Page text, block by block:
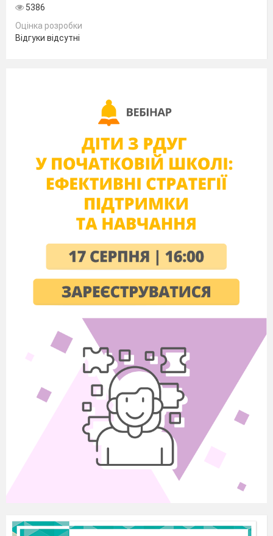
себе «друзями-нерозлийвода».
- А як ви гадаєте?
1. Слухання пісні «Справжній друг».
- Що йдеться у пісні про друга?
- Кого можна назвати справжнім другом?
- Справжній друг завжди поруч. Він
допоможе, порадить, виручить, підтримає
словом і ділом, поділиться всім, розділить з
вами радість і смуток.
2. Робота за малюнками із зображенням
героїв мультфільмів.
5386
Оцінка розробки
Відгуки відсутні